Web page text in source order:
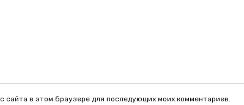
сайта в этом браузере для последующих моих комментариев.